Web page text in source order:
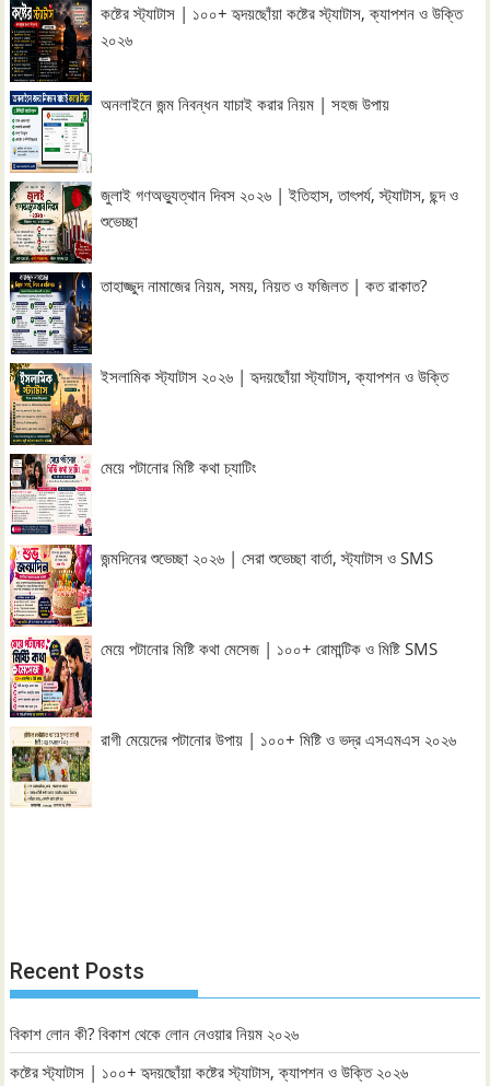
কষ্টের স্ট্যাটাস | ১০০+ হৃদয়ছোঁয়া কষ্টের স্ট্যাটাস, ক্যাপশন ও উক্তি
২০২৬
অনলাইনে জন্ম নিবন্ধন যাচাই করার নিয়ম | সহজ উপায়
জুলাই গণঅভ্যুত্থান দিবস ২০২৬ | ইতিহাস, তাৎপর্য, স্ট্যাটাস, ছন্দ ও
শুভেচ্ছা
তাহাজ্জুদ নামাজের নিয়ম, সময়, নিয়ত ও ফজিলত | কত রাকাত?
ইসলামিক স্ট্যাটাস ২০২৬ | হৃদয়ছোঁয়া স্ট্যাটাস, ক্যাপশন ও উক্তি
মেয়ে পটানোর মিষ্টি কথা চ্যাটিং
জন্মদিনের শুভেচ্ছা ২০২৬ | সেরা শুভেচ্ছা বার্তা, স্ট্যাটাস ও SMS
মেয়ে পটানোর মিষ্টি কথা মেসেজ | ১০০+ রোমান্টিক ও মিষ্টি SMS
রাগী মেয়েদের পটানোর উপায় | ১০০+ মিষ্টি ও ভদ্র এসএমএস ২০২৬
Recent Posts
বিকাশ লোন কী? বিকাশ থেকে লোন নেওয়ার নিয়ম ২০২৬
কষ্টের স্ট্যাটাস | ১০০+ হৃদয়ছোঁয়া কষ্টের স্ট্যাটাস, ক্যাপশন ও উক্তি ২০২৬